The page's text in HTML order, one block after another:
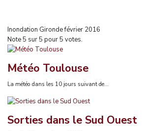
Inondation Gironde février 2016
Note5 sur5 pour5 votes.
Météo Toulouse
La météo dans les 10 jours suivant de...
Sorties dans le Sud Ouest